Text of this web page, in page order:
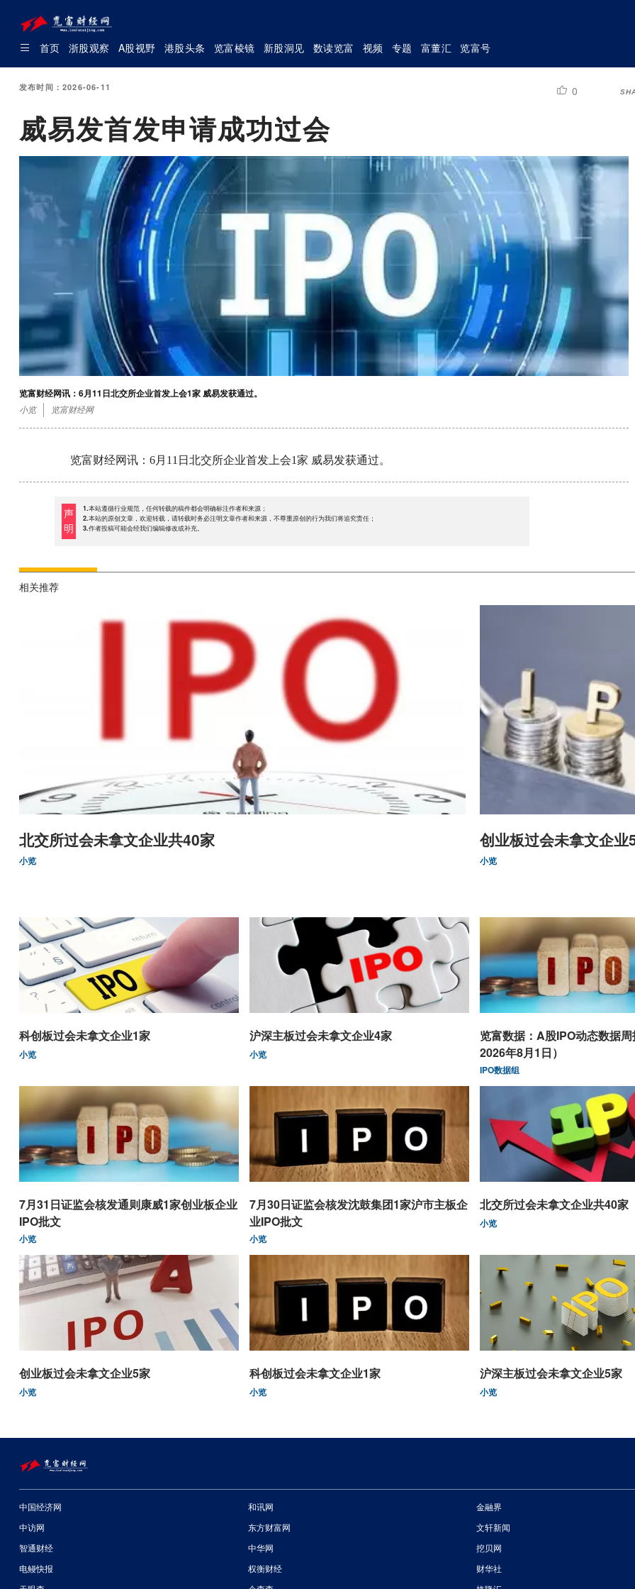
首页 浙股观察 A股视野 港股头条 览富棱镜 新股洞见 数读览富 视频 专题 富董汇 览富号
发布时间：2026-06-11 0
威易发首发申请成功过会
览富财经网讯：6月11日北交所企业首发上会1家 威易发获通过。
小览 览富财经网
览富财经网讯：6月11日北交所企业首发上会1家 威易发获通过。
声
明
1.本站遵循行业规范，任何转载的稿件都会明确标注作者和来源；
2.本站的原创文章，欢迎转载，请转载时务必注明文章作者和来源，不尊重原创的行为我们将追究责任；
3.作者投稿可能会经我们编辑修改或补充。
相关推荐
北交所过会未拿文企业共40家
小览
创业板过会未拿文企业
小览
科创板过会未拿文企业1家
小览
沪深主板过会未拿文企业4家
小览
览富数据：A股IPO动态数据
2026年8月1日）
IPO数据组
7月31日证监会核发通则康威1家创业板企业
IPO批文
小览
7月30日证监会核发沈鼓集团1家沪市主板企
业IPO批文
小览
北交所过会未拿文企业共40家
小览
创业板过会未拿文企业5家
小览
科创板过会未拿文企业1家
小览
沪深主板过会未拿文企业5家
小览
中国经济网 和讯网
金融界
中访网
东方财富网
文轩新闻
智通财经
中华网
挖贝网
电鳗快报
权衡财经
财华社